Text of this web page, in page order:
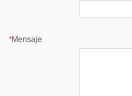
*Mensaje